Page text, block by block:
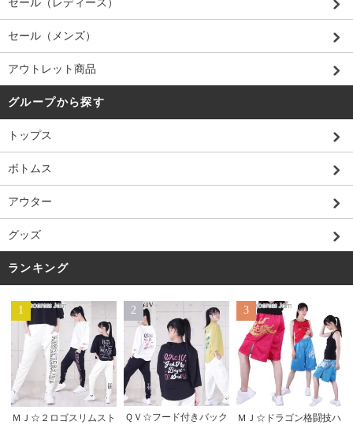
セール（レディース）
セール（メンズ）
アウトレット商品
グループから探す
トップス
ボトムス
アウター
グッズ
ランキング
1
ＭＪ☆２ロゴスリムスト
2
ＱＶ☆フード付きバック
3
ＭＪ☆ドラゴン格闘技ハ